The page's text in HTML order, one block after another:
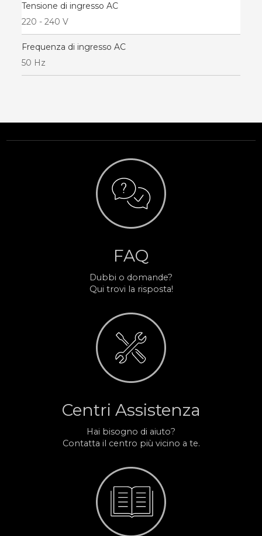
Tensione di ingresso AC
220 - 240 V
Frequenza di ingresso AC
50 Hz
FAQ
Dubbi o domande?
Qui trovi la risposta!
Centri Assistenza
Hai bisogno di aiuto?
Contatta il centro più vicino a te.